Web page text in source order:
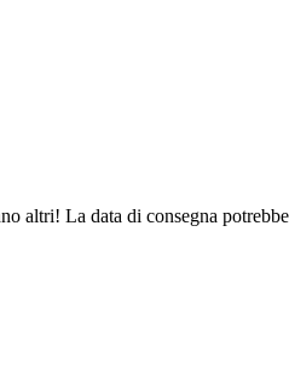
altri! La data di consegna